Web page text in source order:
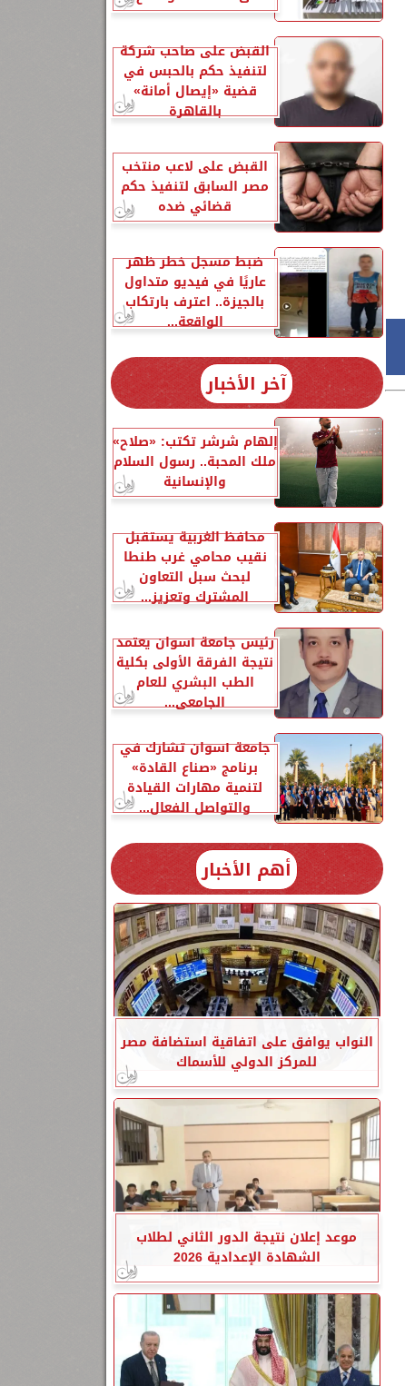
القبض على صاحب شركة
لتنفيذ حكم بالحبس في
قضية «إيصال أمانة»
بالقاهرة
القبض على لاعب منتخب
مصر السابق لتنفيذ حكم
قضائي ضده
ضبط مسجل خطر ظهر
عاريًا في فيديو متداول
بالجيزة.. اعترف بارتكاب
الواقعة...
آخر الأخبار
إلهام شرشر تكتب: «صلاح»
ملك المحبة.. رسول السلام
والإنسانية
محافظ الغربية يستقبل
نقيب محامي غرب طنطا
لبحث سبل التعاون
المشترك وتعزيز...
رئيس جامعة أسوان يعتمد
نتيجة الفرقة الأولى بكلية
الطب البشري للعام
الجامعي...
جامعة أسوان تشارك في
برنامج «صناع القادة»
لتنمية مهارات القيادة
والتواصل الفعال...
أهم الأخبار
النواب يوافق على اتفاقية استضافة مصر
للمركز الدولي للأسماك
موعد إعلان نتيجة الدور الثاني لطلاب
الشهادة الإعدادية 2026